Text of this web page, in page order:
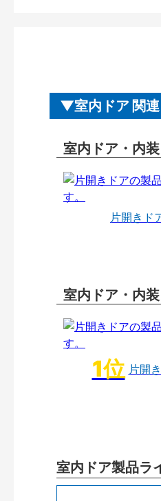
室内ドア 関
室内ドア・内
片開きド
室内ドア・内
片開
室内ドア製品ラ